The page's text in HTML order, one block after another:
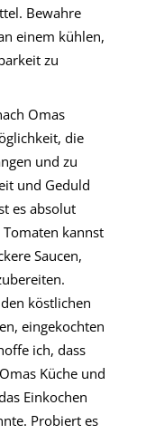
Bewahre
einem kühlen,
zu
Omas
die
und zu
und Geduld
es absolut
kannst
Saucen,
köstlichen
eingekochten
ich, dass
Küche und
Einkochen
Probiert es